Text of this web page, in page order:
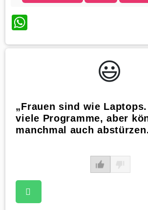
WhatsApp
😃️
„Frauen sind wie
viele Programme, aber
manchmal auch